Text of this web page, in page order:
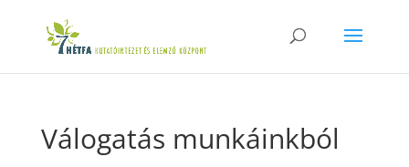
Válogatás munkáinkból